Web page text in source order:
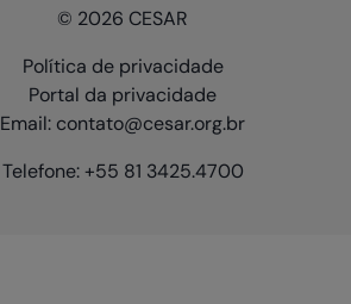
© 2026 CESAR
Política de privacidade
Portal da privacidade
Email: contato@cesar.org.br
Telefone: +55 81 3425.4700